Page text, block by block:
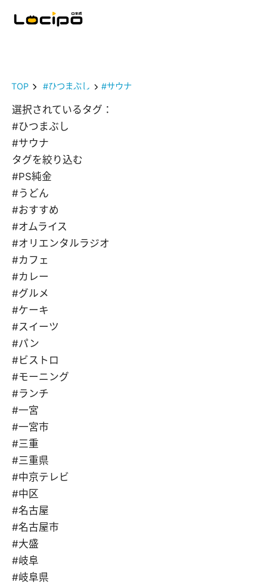
TOP #ひつまぶし #サウナ
選択されているタグ：
#ひつまぶし
#サウナ
タグを絞り込む
#PS純金
#うどん
#おすすめ
#オムライス
#オリエンタルラジオ
#カフェ
#カレー
#グルメ
#ケーキ
#スイーツ
#パン
#ビストロ
#モーニング
#ランチ
#一宮
#一宮市
#三重
#三重県
#中京テレビ
#中区
#名古屋
#名古屋市
#大盛
#岐阜
#岐阜県